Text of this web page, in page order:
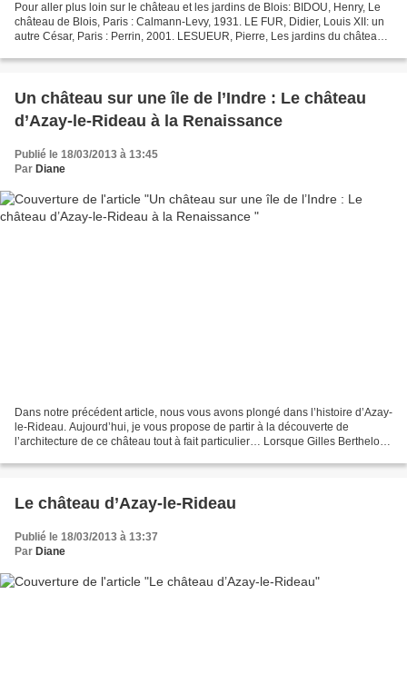
Pour aller plus loin sur le château et les jardins de Blois: BIDOU, Henry, Le
château de Blois, Paris : Calmann-Levy, 1931. LE FUR, Didier, Louis XII: un
autre César, Paris : Perrin, 2001. LESUEUR, Pierre, Les jardins du château
Un château sur une île de l’Indre : Le château
d’Azay-le-Rideau à la Renaissance
Publié le 18/03/2013 à 13:45
Par Diane
Dans notre précédent article, nous vous avons plongé dans l’histoire d’Azay-
le-Rideau. Aujourd’hui, je vous propose de partir à la découverte de
l’architecture de ce château tout à fait particulier… Lorsque Gilles Berthelot
Le château d’Azay-le-Rideau
Publié le 18/03/2013 à 13:37
Par Diane